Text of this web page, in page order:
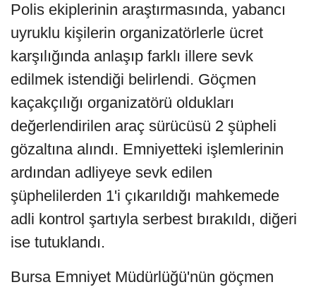
Polis ekiplerinin araştırmasında, yabancı
uyruklu kişilerin organizatörlerle ücret
karşılığında anlaşıp farklı illere sevk
edilmek istendiği belirlendi. Göçmen
kaçakçılığı organizatörü oldukları
değerlendirilen araç sürücüsü 2 şüpheli
gözaltına alındı. Emniyetteki işlemlerinin
ardından adliyeye sevk edilen
şüphelilerden 1'i çıkarıldığı mahkemede
adli kontrol şartıyla serbest bırakıldı, diğeri
ise tutuklandı.
Bursa Emniyet Müdürlüğü'nün göçmen